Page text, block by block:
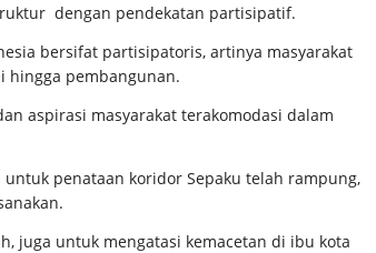
dengan pendekatan partisipatif.
bersifat partisipatoris, artinya masyarakat
hingga pembangunan.
aspirasi masyarakat terakomodasi dalam
penataan koridor Sepaku telah rampung,
juga untuk mengatasi kemacetan di ibu kota